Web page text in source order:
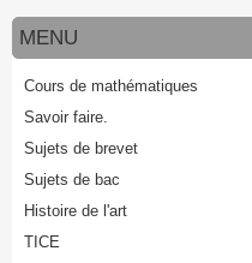
MENU
Cours de mathématiques
Savoir faire.
Sujets de brevet
Sujets de bac
Histoire de l'art
TICE